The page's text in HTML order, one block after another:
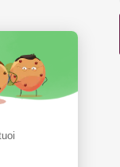
(RE)